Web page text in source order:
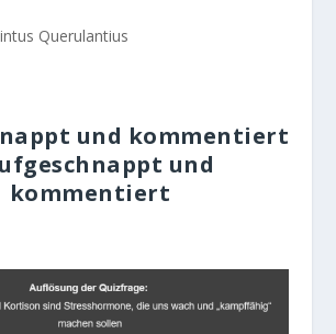
Querulantius
und kommentiert
und
kommentiert